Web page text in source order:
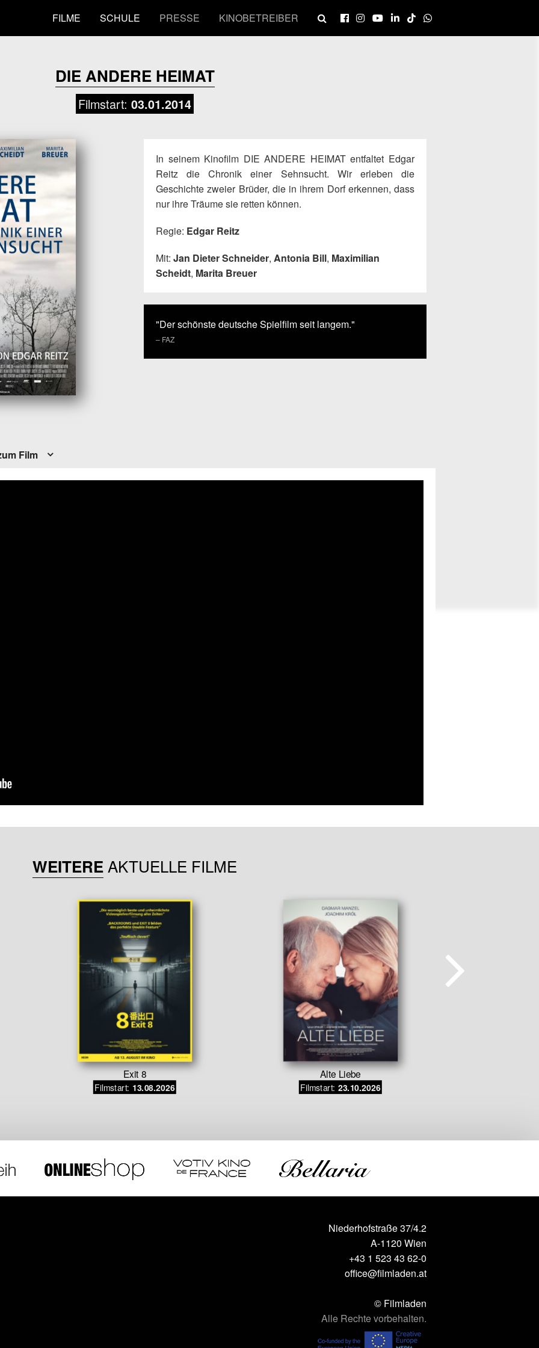
FILME SCHULE PRESSE KINOBETREIBER
DIE ANDERE HEIMAT
Filmstart: 03.01.2014
In seinem Kinofilm DIE ANDERE HEIMAT entfaltet Edgar
Reitz die Chronik einer Sehnsucht. Wir erleben die
Geschichte zweier Brüder, die in ihrem Dorf erkennen, dass
nur ihre Träume sie retten können.
Regie: Edgar Reitz
Mit: Jan Dieter Schneider, Antonia Bill, Maximilian
Scheidt, Marita Breuer
"Der schönste deutsche Spielfilm seit langem."
– FAZ
Film
WEITERE AKTUELLE FILME
Exit 8
Filmstart: 13.08.2026
Alte Liebe
Filmstart: 23.10.2026
Niederhofstraße 37/4.2
A-1120 Wien
+43 1 523 43 62-0
office@filmladen.at
© Filmladen
Alle Rechte vorbehalten.